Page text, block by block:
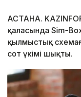
АСТАНА.
қаласында Sim-
қылмыстық
сот үкімі шықты.